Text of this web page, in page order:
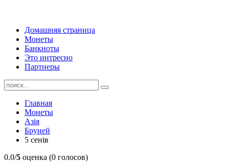
Домашняя страница
Монеты
Банкноты
Это интресно
Партнеры
Главная
Монеты
Азія
Бруней
5 сенів
0.0/5 оценка (0 голосов)